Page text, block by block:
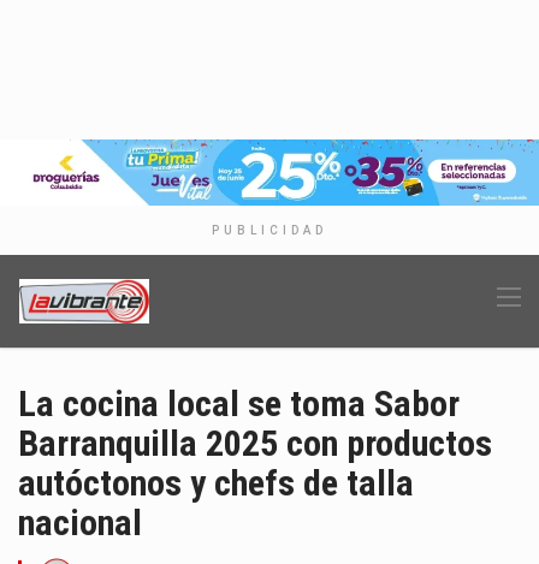
PUBLICIDAD
La cocina local se toma Sabor
Barranquilla 2025 con productos
autóctonos y chefs de talla
nacional